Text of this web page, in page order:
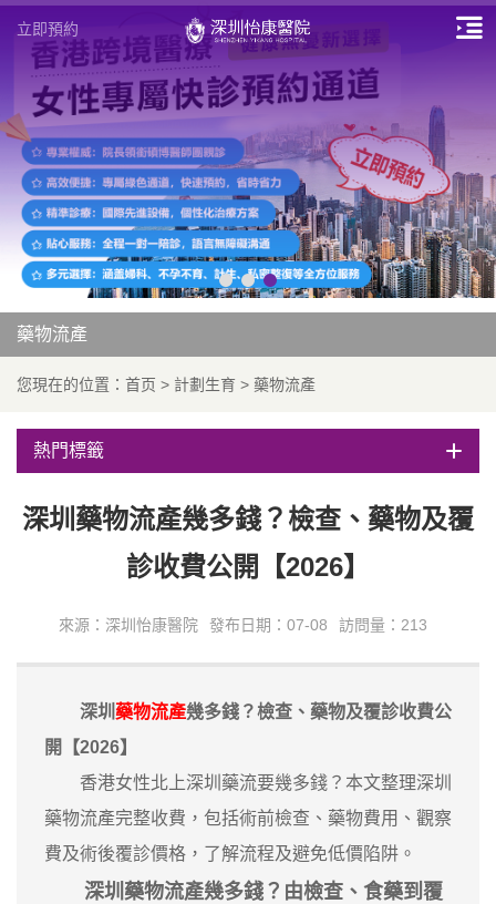
立即預約
藥物流產
您現在的位置： 首页 > 計劃生育 > 藥物流產
熱門標籤
深圳藥物流產幾多錢？檢查、藥物及覆
診收費公開【2026】
來源：深圳怡康醫院 發布日期：07-08 訪問量：213
深圳 藥物流產幾多錢？檢查、藥物及覆診收費公
開【2026】
香港女性北上深圳藥流要幾多錢？本文整理深圳
藥物流產完整收費，包括術前檢查、藥物費用、觀察
費及術後覆診價格，了解流程及避免低價陷阱。
深圳藥物流產幾多錢？由檢查、食藥到覆